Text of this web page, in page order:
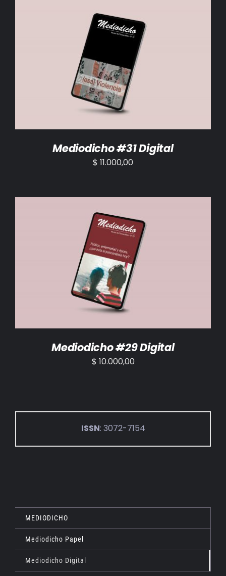
AÑADIR AL CARRITO /
Mediodicho #31 Digital
$ 11.000,00
AÑADIR AL CARRITO /
Mediodicho #29 Digital
$ 10.000,00
ISSN: 3072-7154
MEDIODICHO
Mediodicho Papel
Mediodicho Digital